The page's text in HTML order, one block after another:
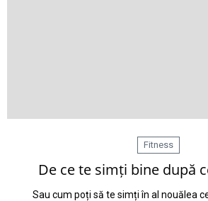
Fitness
De ce te simți bine după
Sau cum poți să te simți în al nouălea